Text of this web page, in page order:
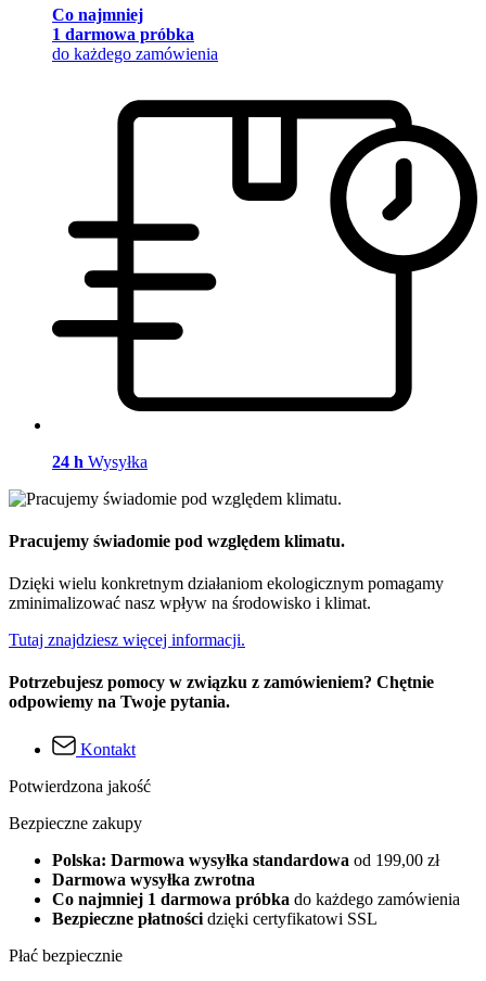
Co najmniej
1 darmowa próbka
do każdego zamówienia
24 h Wysyłka
Pracujemy świadomie pod względem klimatu.
Dzięki wielu konkretnym działaniom ekologicznym pomagamy
zminimalizować nasz wpływ na środowisko i klimat.
Tutaj znajdziesz więcej informacji.
Potrzebujesz pomocy w związku z zamówieniem? Chętnie
odpowiemy na Twoje pytania.
Kontakt
Potwierdzona jakość
Bezpieczne zakupy
Polska: Darmowa wysyłka standardowa od 199,00 zł
Darmowa wysyłka zwrotna
Co najmniej 1 darmowa próbka do każdego zamówienia
Bezpieczne płatności dzięki certyfikatowi SSL
Płać bezpiecznie